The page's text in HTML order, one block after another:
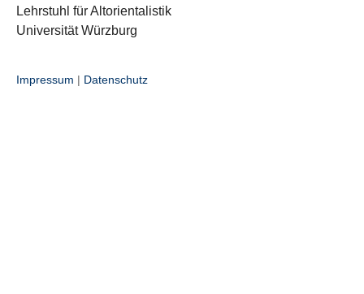
Lehrstuhl für Altorientalistik
Universität Würzburg
Impressum | Datenschutz